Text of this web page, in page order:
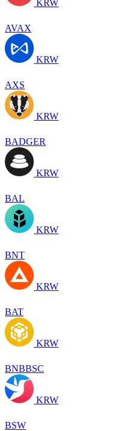
KRW
AVAX
KRW
AXS
KRW
BADGER
KRW
BAL
KRW
BNT
KRW
BAT
KRW
BNBBSC
KRW
BSW